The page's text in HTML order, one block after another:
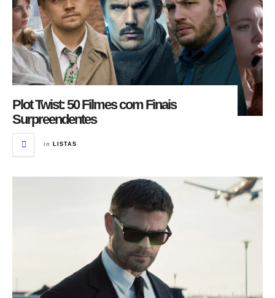
Plot Twist: 50 Filmes com Finais
Surpreendentes
in LISTAS